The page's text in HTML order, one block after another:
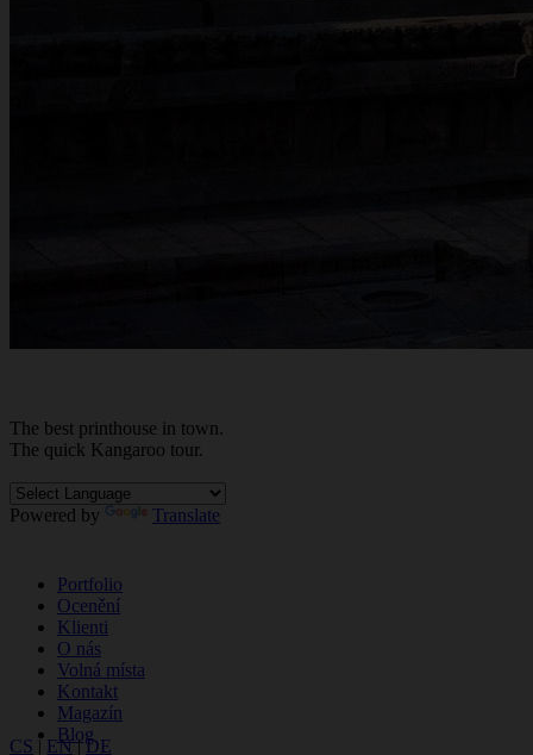
The best printhouse in town.
The quick Kangaroo tour.
Powered by Translate
Portfolio
Ocenění
Klienti
O nás
Volná místa
Kontakt
Magazín
Blog
CS | EN|DE